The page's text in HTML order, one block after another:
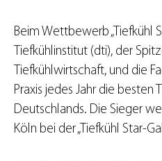
Beim Wettbewerb „Tiefkühl
Tiefkühlinstitut (dti), der
Tiefkühlwirtschaft, und die
Praxis jedes Jahr die besten
Deutschlands. Die Sieger
Köln bei der „Tiefkühl Star-